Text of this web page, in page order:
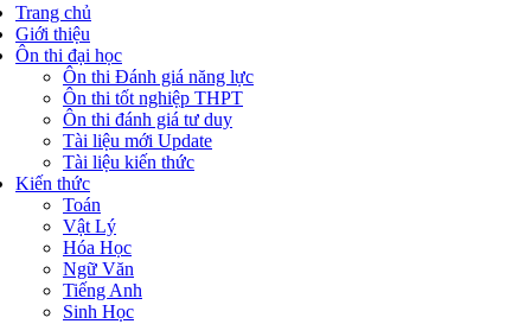
Trang chủ
Giới thiệu
Ôn thi đại học
Ôn thi Đánh giá năng lực
Ôn thi tốt nghiệp THPT
Ôn thi đánh giá tư duy
Tài liệu mới Update
Tài liệu kiến thức
Kiến thức
Toán
Vật Lý
Hóa Học
Ngữ Văn
Tiếng Anh
Sinh Học